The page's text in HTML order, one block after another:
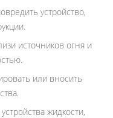
устройство,
источников огня и
или вносить
жидкости,